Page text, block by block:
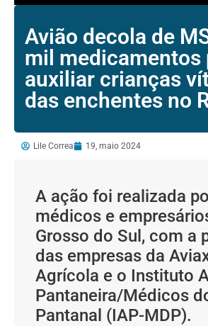
Avião decola de
mil medicamentos
auxiliar crianças
das enchentes no
Lile Correa 19, maio 2024
A ação foi realizada
médicos e
Grosso do Sul, com a
das empresas da
Agrícola e o Instituto
Pantaneira/Médicos
Pantanal (IAP-MDP).